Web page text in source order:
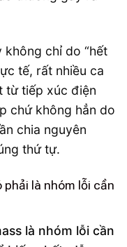
chỉ do “hết
tế, rất nhiều ca
từ tiếp xúc điện
chứ không hẳn do
chia nguyên
thứ tự.
phải là nhóm lỗi cần
là nhóm lỗi cần